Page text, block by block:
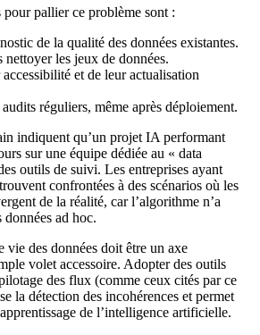
pallier ce problème sont :
de la qualité des données existantes.
nettoyer les jeux de données.
accessibilité et de leur actualisation
réguliers, même après déploiement.
indiquent qu’un projet IA performant
sur une équipe dédiée au « data
outils de suivi. Les entreprises ayant
confrontées à des scénarios où les
de la réalité, car l’algorithme n’a
données ad hoc.
vie des données doit être un axe
volet accessoire. Adopter des outils
des flux (comme ceux cités parce
la détection des incohérences et permet
de l’intelligence artificielle.